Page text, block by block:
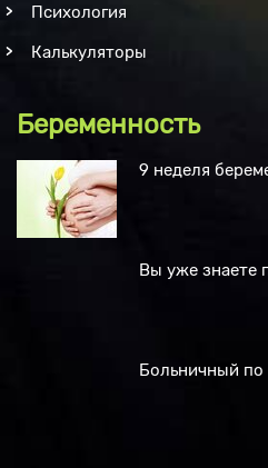
Психология
Калькуляторы
Беременность
9 неделя
Вы уже знаете
Больничный по